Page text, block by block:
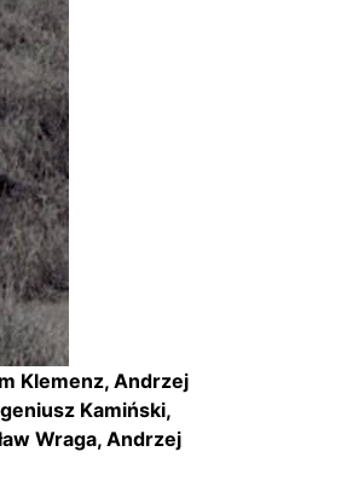
Klemenz, Andrzej
Kamiński,
Wraga, Andrzej